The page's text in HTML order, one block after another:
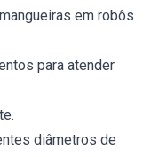
em robôs
para atender
diâmetros de